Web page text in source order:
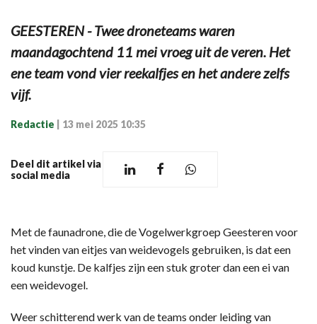
GEESTEREN - Twee droneteams waren
maandagochtend 11 mei vroeg uit de veren. Het
ene team vond vier reekalfjes en het andere zelfs
vijf.
Redactie 13 mei 2025 10:35
Deel dit artikel via
social media
Met de faunadrone, die de Vogelwerkgroep Geesteren voor
het vinden van eitjes van weidevogels gebruiken, is dat een
koud kunstje. De kalfjes zijn een stuk groter dan een ei van
een weidevogel.
Weer schitterend werk van de teams onder leiding van